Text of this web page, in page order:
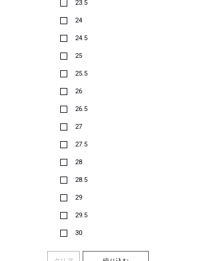
23.5
24
24.5
25
25.5
26
26.5
27
27.5
28
28.5
29
29.5
30